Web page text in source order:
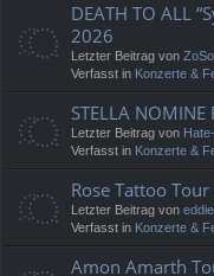
DEATH TO ALL
2026
Letzter Beitrag von
Verfasst in Konzerte &
STELLA
Letzter Beitrag von
Verfasst in Konzerte &
Rose Tattoo
Letzter Beitrag von
Verfasst in Konzerte &
Amon Amarth